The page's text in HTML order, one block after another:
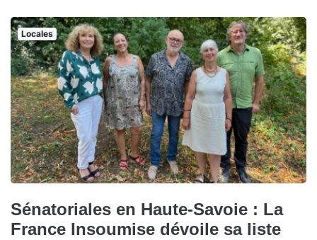
Locales
Sénatoriales en Haute-Savoie : La
France Insoumise dévoile sa liste